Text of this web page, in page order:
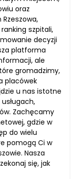
oraz
szpitali,
decyzji
platforma
ale
gromadzimy,
placówek
u nas istotne
Zachęcamy
gdzie w
do wielu
pomogą Ci w
Nasza
się, jak